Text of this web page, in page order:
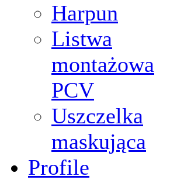
Harpun
Listwa
montażowa
PCV
Uszczelka
maskująca
Profile